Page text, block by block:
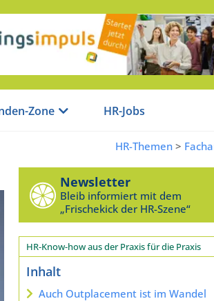
Zone HR-Jobs
HR-Themen >
Newsletter
Bleib informiert mit dem
„Frischekick der HR-Szene“
HR-Know-how aus der Praxis für die Praxis
Inhalt
Auch Outplacement ist im Wandel